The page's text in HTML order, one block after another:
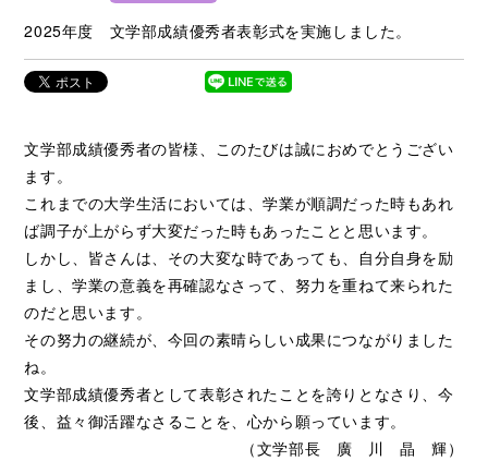
2025年度 文学部成績優秀者表彰式を実施しました。
文学部成績優秀者の皆様、このたびは誠におめでとうござい
ます。
これまでの大学生活においては、学業が順調だった時もあれ
ば調子が上がらず大変だった時もあったことと思います。
しかし、皆さんは、その大変な時であっても、自分自身を励
まし、学業の意義を再確認なさって、努力を重ねて来られた
のだと思います。
その努力の継続が、今回の素晴らしい成果につながりました
ね。
文学部成績優秀者として表彰されたことを誇りとなさり、今
後、益々御活躍なさることを、心から願っています。
（文学部長 廣 川 晶 輝）